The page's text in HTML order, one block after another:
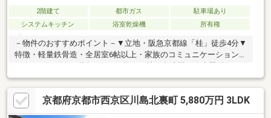
2階建て 都市ガス
駐車場あり
システムキッチン
浴室乾燥機 所有権
－物件のおすすめポイント－▼立地・阪急京都線「桂」徒歩4分▼
特徴・軽量鉄骨造・全居室6帖以上・家族のコミュニケーションを
チン・南・北の両面バルコニー・駐車場有(車種による)▼2026年5
月室内リフォーム済【新調】トイレ、浴室換気乾燥機、浴室鏡
【貼替】全室クロス、床フロアタイル、CF▼周辺環境・フレスコ
桂駅東口店 約徒歩3分(200m)※容積率は前面道路幅員により160％
京都府京都市西京区川島北裏町 5,880万円 3LDK